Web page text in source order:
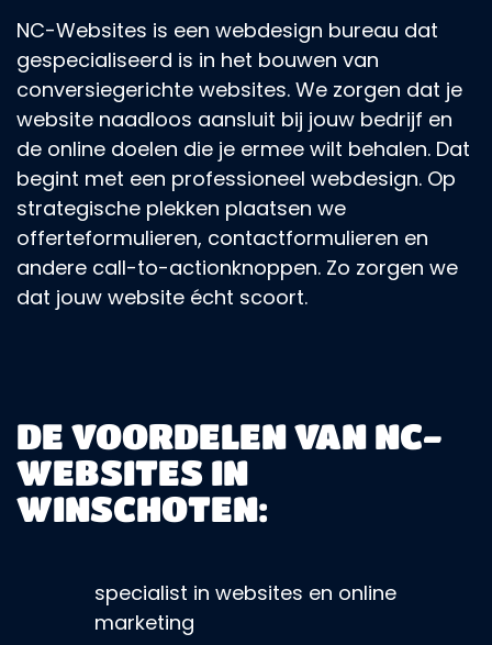
NC-Websites is een webdesign bureau dat
gespecialiseerd is in het bouwen van
conversiegerichte websites. We zorgen dat je
website naadloos aansluit bij jouw bedrijf en
de online doelen die je ermee wilt behalen. Dat
begint met een professioneel webdesign. Op
strategische plekken plaatsen we
offerteformulieren, contactformulieren en
andere call-to-actionknoppen. Zo zorgen we
dat jouw website écht scoort.
DE VOORDELEN VAN NC-
WEBSITES IN
WINSCHOTEN:
specialist in websites en online
marketing